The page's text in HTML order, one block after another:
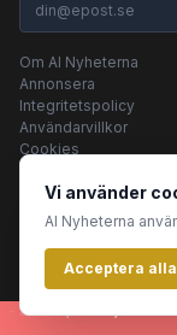
Om AI Nyheterna
Annonsera
Integritetspolicy
Användarvillkor
Cookies
© 2026 AI
Vi använder
AI Nyheterna
Acceptera alla
bilder, rubriker